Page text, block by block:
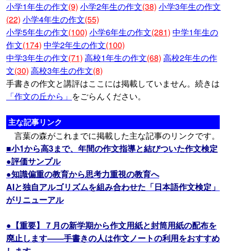
小学1年生の作文(9) 小学2年生の作文(38) 小学3年生の作文
(22) 小学4年生の作文(55)
小学5年生の作文(100) 小学6年生の作文(281) 中学1年生の
作文(174) 中学2年生の作文(100)
中学3年生の作文(71) 高校1年生の作文(68) 高校2年生の作
文(30) 高校3年生の作文(8)
手書きの作文と講評はここには掲載していません。続きは
「作文の丘から」 をごらんください。
主な記事リンク
言葉の森がこれまでに掲載した主な記事のリンクです。
■小1から高3まで、年間の作文指導と結びついた作文検定
●評価サンプル
●知識偏重の教育から思考力重視の教育へ
AIと独自アルゴリズムを組み合わせた「日本語作文検定」
がリニューアル
●【重要】７月の新学期から作文用紙と封筒用紙の配布を
廃止します――手書きの人は作文ノートの利用をおすすめ